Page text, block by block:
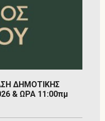
ΔΗΜΟΤΙΚΗΣ
& ΩΡΑ 11:00πμ